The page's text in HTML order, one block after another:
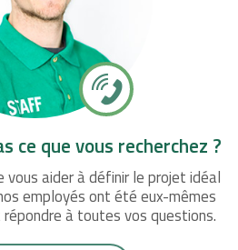
ce que vous recherchez ?
vous aider à définir le projet idéal
employés ont été eux-mêmes
à toutes vos questions.